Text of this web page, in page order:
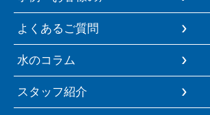
よくあるご質問
水のコラム
スタッフ紹介